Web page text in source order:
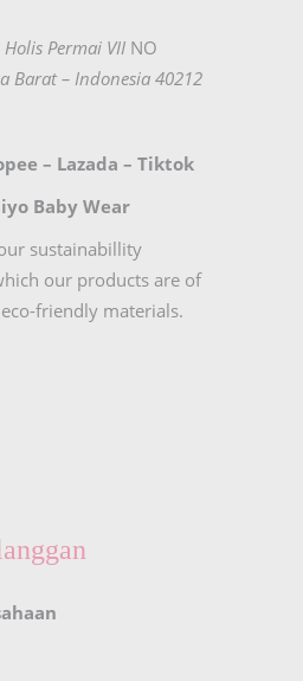
Holis Permai VII NO
Barat – Indonesia 40212
– Lazada – Tiktok
Baby Wear
sustainabillity
our products are of
friendly materials.